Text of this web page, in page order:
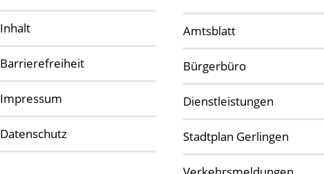
Inhalt
Barrierefreiheit
Impressum
Datenschutz
Amtsblatt
Bürgerbüro
Dienstleistungen
Stadtplan Gerlingen